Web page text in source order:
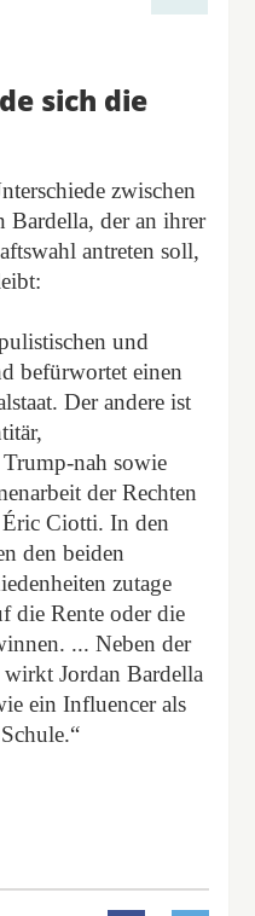
sich die
zwischen
Bardella, der an ihrer
antreten soll,
und
befürwortet einen
Der andere ist
nah sowie
der Rechten
Ciotti. In den
den beiden
zutage
die Rente oder die
... Neben der
Jordan Bardella
ein Influencer als